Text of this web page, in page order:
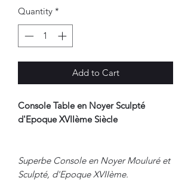
Quantity *
Add to Cart
Console Table en Noyer Sculpté
d'Epoque XVIIème Siècle
Superbe Console en Noyer Mouluré et
Sculpté, d'Epoque XVIIème.